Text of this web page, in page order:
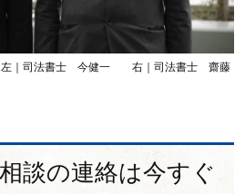
左｜司法書士 今健一 右｜司法書士 齋藤
談の連絡は今すぐ